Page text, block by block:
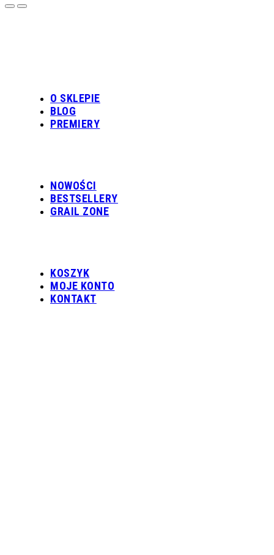
O SKLEPIE
BLOG
PREMIERY
NOWOŚCI
BESTSELLERY
GRAIL ZONE
KOSZYK
MOJE KONTO
KONTAKT